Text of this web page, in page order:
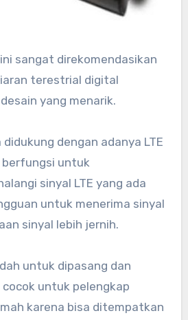
sangat direkomendasikan
terestrial digital
yang menarik.
dengan adanya LTE
berfungsi untuk
sinyal LTE yang ada
untuk menerima sinyal
sinyal lebih jernih.
untuk dipasang dan
untuk pelengkap
karena bisa ditempatkan